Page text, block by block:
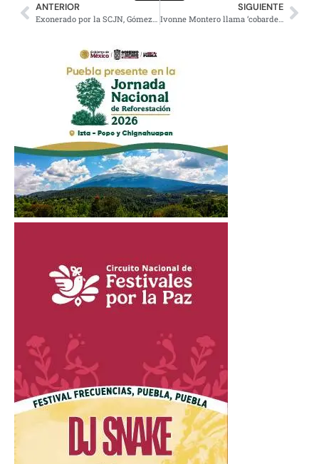
ANTERIOR
Exonerado por la SCJN, Gómez Urrutia llegará a México con el respaldo de 80 mil obreros
SIGUIENTE
Ivonne Montero llama ‘cobarde’ a periodista por grabar llamada